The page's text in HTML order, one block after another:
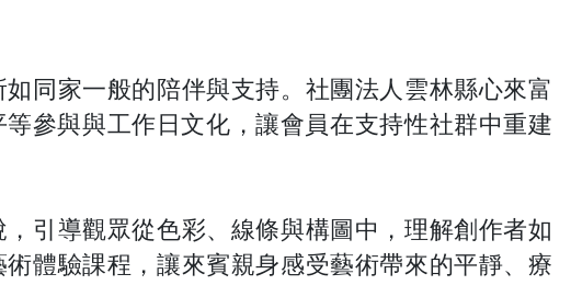
同家一般的陪伴與支持。社團法人雲林縣心來富
參與與工作日文化，讓會員在支持性社群中重建
引導觀眾從色彩、線條與構圖中，理解創作者如
體驗課程，讓來賓親身感受藝術帶來的平靜、療